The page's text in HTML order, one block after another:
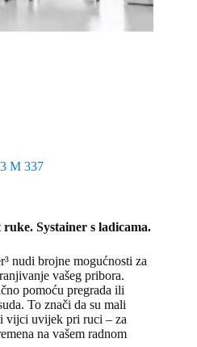
M 337
Systainer s ladicama.
nudi brojne mogućnosti za
vašeg pribora.
pomoću pregrada ili
To znači da su mali
vijci uvijek pri ruci – za
na vašem radnom